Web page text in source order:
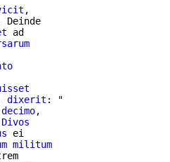
,
ad
dixerit : "
decimo,
Divos
ei
militum